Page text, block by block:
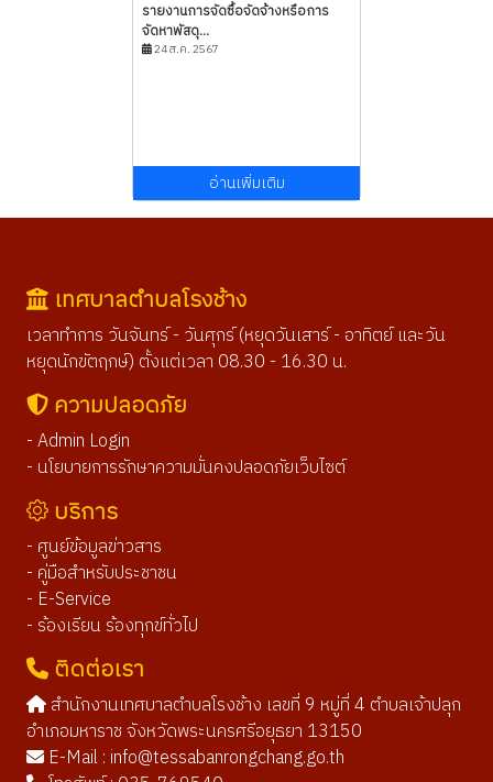
รายงานการจัดซื้อจัดจ้างหรือการ
จัดหาพัสดุ...
24 ส.ค. 2567
อ่านเพิ่มเติม
เทศบาลตำบลโรงช้าง
เวลาทำการ วันจันทร์ - วันศุกร์ (หยุดวันเสาร์ - อาทิตย์ และวัน
หยุดนักขัตฤกษ์) ตั้งแต่เวลา 08.30 - 16.30 น.
ความปลอดภัย
- Admin Login
- นโยบายการรักษาความมั่นคงปลอดภัยเว็บไซต์
บริการ
- ศูนย์ข้อมูลข่าวสาร
- คู่มือสำหรับประชาชน
- E-Service
- ร้องเรียน ร้องทุกข์ทั่วไป
ติดต่อเรา
สำนักงานเทศบาลตำบลโรงช้าง เลขที่ 9 หมู่ที่ 4 ตำบลเจ้าปลุก
อำเภอมหาราช จังหวัดพระนครศรีอยุธยา 13150
E-Mail : info@tessabanrongchang.go.th